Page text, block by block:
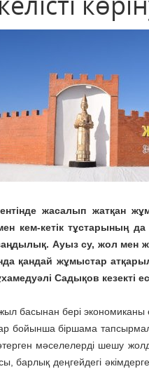
жасалып жатқан
кем-кетік
заңдылық. Ауыз су, жол
қандай жұмыстар
Садықов кезекті
басынан бері экономиканы
бойынша біршама
мәселелерді шешу
барлық деңгейдегі